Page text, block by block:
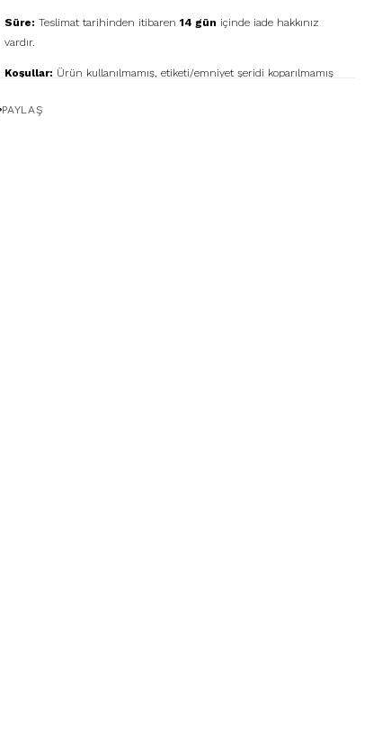
Süre: Teslimat tarihinden itibaren 14 gün içinde iade hakkınız
vardır.
Koşullar: Ürün kullanılmamış, etiketi/emniyet şeridi koparılmamış
PAYLAŞ